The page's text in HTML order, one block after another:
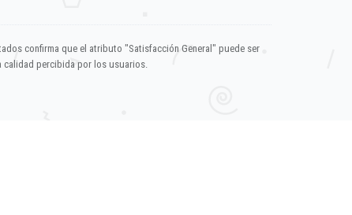
confirma que el atributo "Satisfacción General" puede ser
calidad percibida por los usuarios.